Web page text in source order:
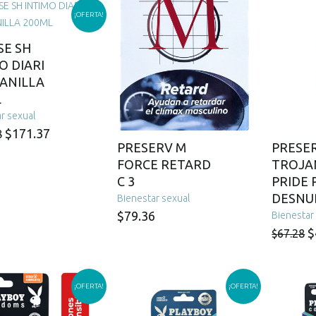
¡OFERTA!
SH
DIARI
sexual
El
$171.37El
PRESERV M
FORCE RETARD
C 3
Bienestar sexual
$79.36
PRIDE
Bienestar
$67.28 $
¡OFERTA! ¡OFERTA!